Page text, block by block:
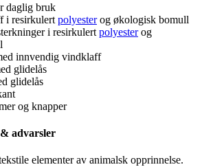
daglig bruk
i resirkulert polyesterog økologisk bomull
i resirkulert polyesterog
innvendig vindklaff
glidelås
glidelås
og knapper
advarsler
elementer av animalsk opprinnelse.